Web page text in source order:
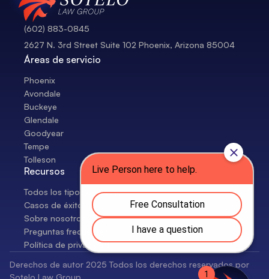
(602) 883-0845
2627 N. 3rd Street Suite 102 Phoenix, Arizona 85004
Áreas de servicio
Phoenix
Avondale
Buckeye
Glendale
Goodyear
Tempe
Tolleson
Recursos
Todos los tipos de casos
Casos de éxito
Sobre nosotros
Preguntas frecuentes
Política de privacidad
Derechos de autor 2025 Todos los derechos reservados por
Sotelo Law Group.